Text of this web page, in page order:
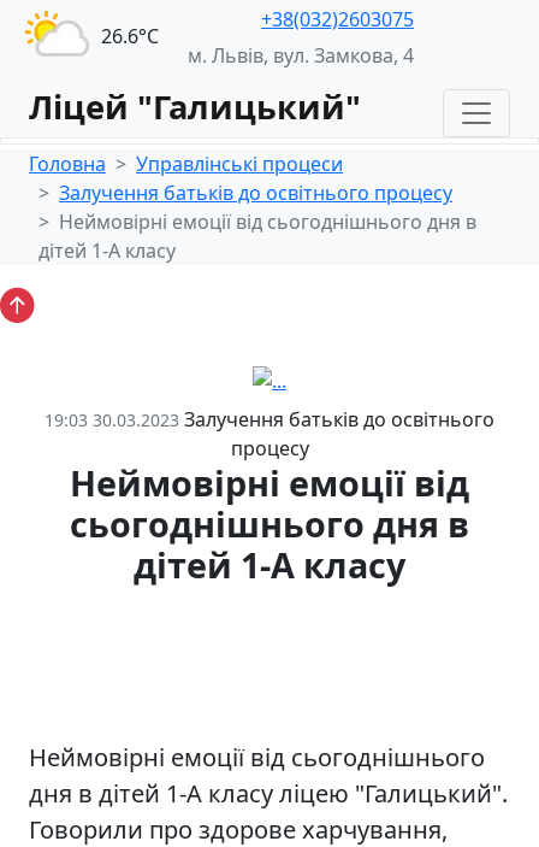
26.6°С
+38(032)2603075
м. Львів, вул. Замкова, 4
Ліцей "Галицький"
Головна
Управлінські процеси
Залучення батьків до освітнього процесу
Неймовірні емоції від сьогоднішнього дня в
дітей 1-А класу
19:03 30.03.2023 Залучення батьків до освітнього
процесу
Неймовірні емоції від
сьогоднішнього дня в
дітей 1-А класу
Неймовірні емоції від сьогоднішнього
дня в дітей 1-А класу ліцею "Галицький".
Говорили про здорове харчування,